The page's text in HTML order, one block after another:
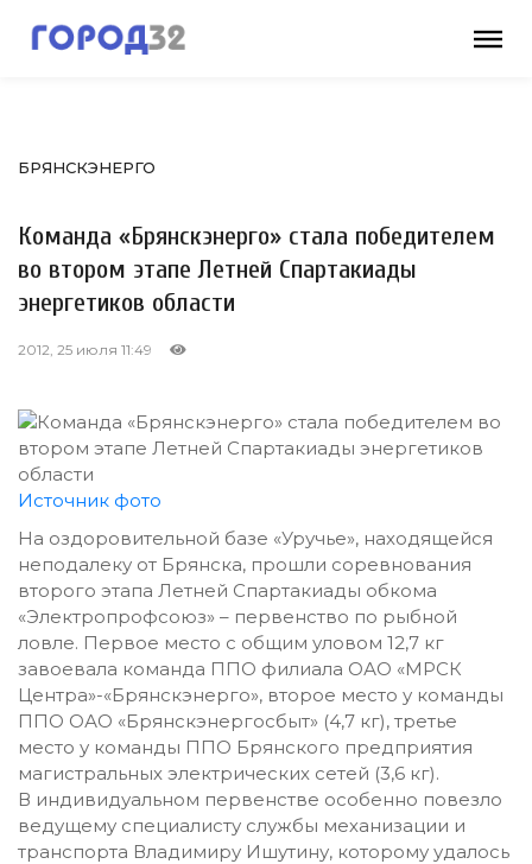
БРЯНСКЭНЕРГО
Команда «Брянскэнерго» стала победителем
во втором этапе Летней Спартакиады
энергетиков области
2012, 25 июля 11:49
Источник фото
На оздоровительной базе «Уручье», находящейся
неподалеку от Брянска, прошли соревнования
второго этапа Летней Спартакиады обкома
«Электропрофсоюз» – первенство по рыбной
ловле. Первое место с общим уловом 12,7 кг
завоевала команда ППО филиала ОАО «МРСК
Центра»-«Брянскэнерго», второе место у команды
ППО ОАО «Брянскэнергосбыт» (4,7 кг), третье
место у команды ППО Брянского предприятия
магистральных электрических сетей (3,6 кг).
В индивидуальном первенстве особенно повезло
ведущему специалисту службы механизации и
транспорта Владимиру Ишутину, которому удалось